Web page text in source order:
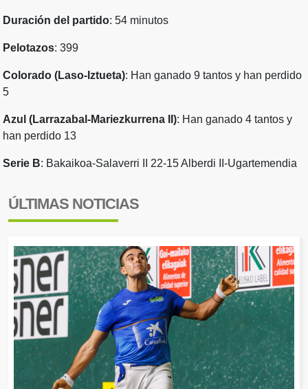
Duración del partido: 54 minutos
Pelotazos: 399
Colorado (Laso-Iztueta): Han ganado 9 tantos y han perdido
5
Azul (Larrazabal-Mariezkurrena II): Han ganado 4 tantos y
han perdido 13
Serie B: Bakaikoa-Salaverri II 22-15 Alberdi II-Ugartemendia
ÚLTIMAS NOTICIAS